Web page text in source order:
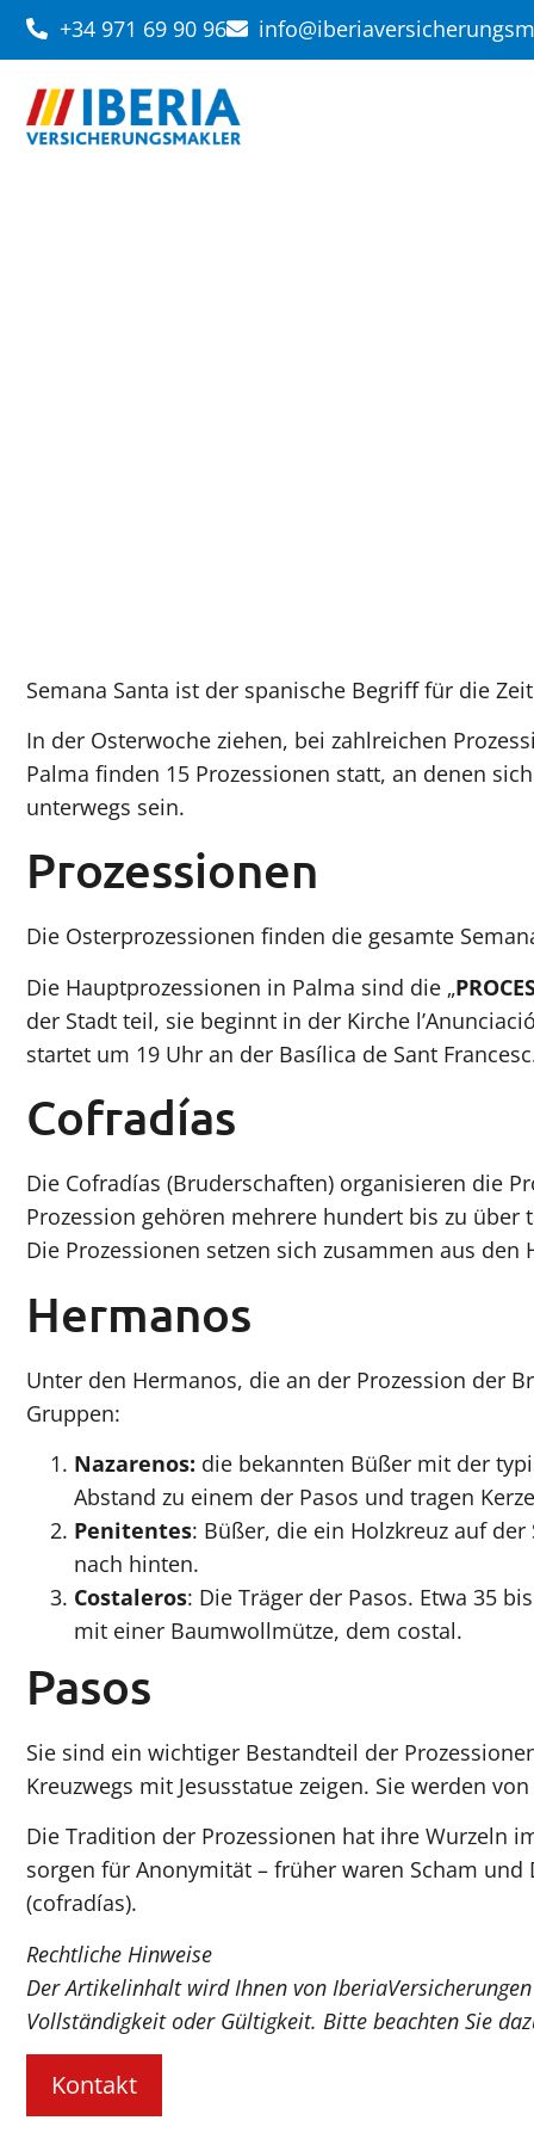
+34 971 69 90 96
Semana Santa ist der spanische Begriff für die
In der Osterwoche ziehen, bei zahlreichen
Palma finden 15 Prozes­sionen statt, an denen
unterwegs sein.
Prozessionen
Die Osterprozessionen finden die gesamte
Die Hauptprozessionen in Palma sind die „
der Stadt teil, sie beginnt in der Kirche
startet um 19 Uhr an der Basílica de Sant
Cofradías
Die Cofradías (Bruderschaften) organisieren die
Prozession gehören mehrere hundert bis zu über
Die Prozessionen setzen sich zusammen aus
Hermanos
Unter den Hermanos, die an der Prozession der
Gruppen:
Nazarenos: die bekannten Büßer mit der
Abstand zu einem der Pasos und tragen
Penitentes: Büßer, die ein Holzkreuz auf
nach hinten.
Costaleros: Die Träger der Pasos. Etwa 35
mit einer Baumwollmütze, dem costal.
Pasos
Sie sind ein wichtiger Bestandteil der
Kreuzwegs mit Jesusstatue zeigen. Sie werden
Die Tradition der Prozessionen hat ihre Wurzeln
sorgen für Anonymität – früher waren Scham
(cofradías).
Rechtliche Hinweise
Der Artikelinhalt wird Ihnen von
Vollständigkeit oder Gültigkeit. Bitte beachten Sie
Kontakt